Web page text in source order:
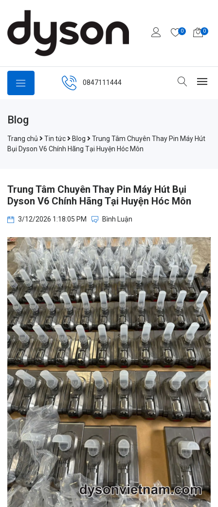
0 0
0847111444
Blog
Trang chủ Tin tức Blog
Trung Tâm Chuyên Thay Pin Máy Hút
Bụi Dyson V6 Chính Hãng Tại Huyện Hóc Môn
Trung Tâm Chuyên Thay Pin Máy Hút Bụi
Dyson V6 Chính Hãng Tại Huyện Hóc Môn
3/12/2026 1:18:05 PM Bình Luận